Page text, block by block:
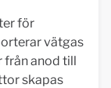
för
vätgas
från anod till
skapas